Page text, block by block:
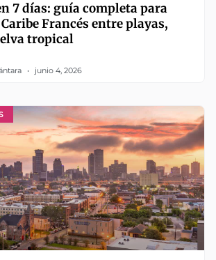
7 días: guía completa para
Francés entre playas,
tropical
junio 4, 2026